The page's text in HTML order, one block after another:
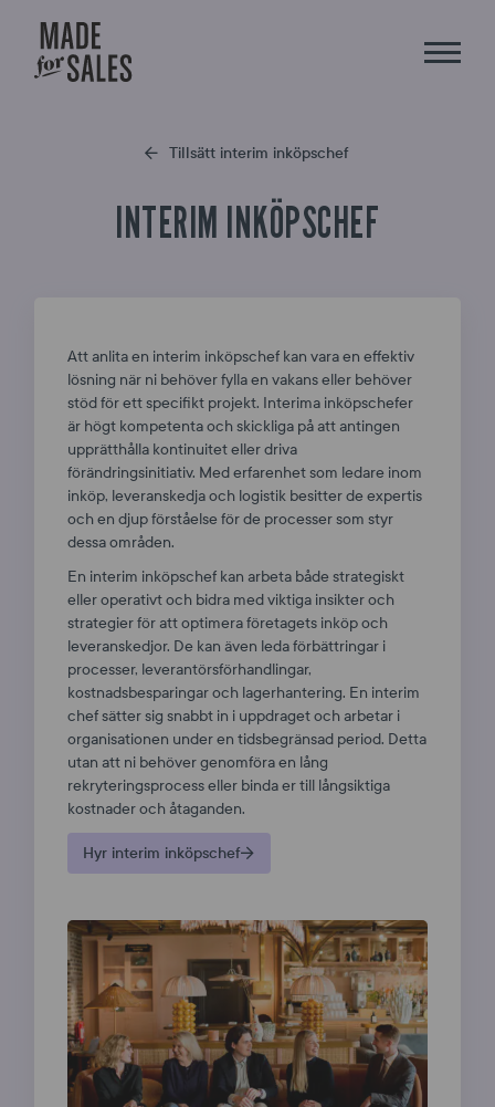
Tillsätt interim inköpschef
INTERIM INKÖPSCHEF
Att anlita en interim inköpschef kan vara en effektiv
lösning när ni behöver fylla en vakans eller behöver
stöd för ett specifikt projekt. Interima inköpschefer
är högt kompetenta och skickliga på att antingen
upprätthålla kontinuitet eller driva
förändringsinitiativ. Med erfarenhet som ledare inom
inköp, leveranskedja och logistik besitter de expertis
och en djup förståelse för de processer som styr
dessa områden.
En interim inköpschef kan arbeta både strategiskt
eller operativt och bidra med viktiga insikter och
strategier för att optimera företagets inköp och
leveranskedjor. De kan även leda förbättringar i
processer, leverantörsförhandlingar,
kostnadsbesparingar och lagerhantering. En interim
chef sätter sig snabbt in i uppdraget och arbetar i
organisationen under en tidsbegränsad period. Detta
utan att ni behöver genomföra en lång
rekryteringsprocess eller binda er till långsiktiga
kostnader och åtaganden.
Hyr interim inköpschef